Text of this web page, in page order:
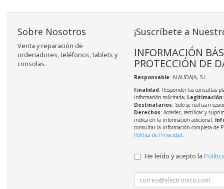
Sobre Nosotros
Venta y reparación de
ordenadores, teléfonos, tablets y
consolas.
¡Suscríbete a
INFORMACIÓN
PROTECCIÓN DE
Responsable: ALAUDAJA, S.L.
Finalidad: Responder las consultas
información solicitada; Legitimación
Destinatarios: Solo se realizan
Derechos: Acceder, rectificar y
indica en la información adicional;
consultar la información completa de
Política de Privacidad.
He leído y acepto la